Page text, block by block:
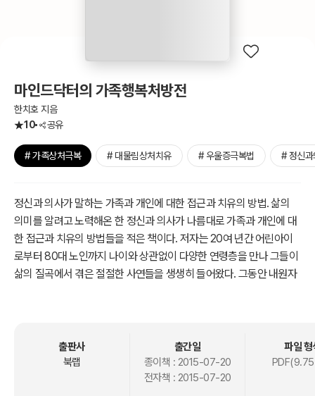
마인드닥터의 가족행복처방전
한치호 지음
10
공유
# 가족상처극복 # 대물림상처치유 # 우울증극복법 # 정신과
정신과 의사가 말하는 가족과 개인에 대한 접근과 치유의 방법. 삶의
의미를 알려고 노력해온 한 정신과 의사가 나름대로 가족과 개인에 대
한 접근과 치유의 방법들을 적은 책이다. 저자는 20여 년간 어린아이
로부터 80대 노인까지 나이와 상관없이 다양한 연령층을 만나 그들이
삶의 질곡에서 겪은 절절한 사연들을 생생히 들어왔다. 그동안 내원자
이 책은 이론의 나열에 그치지 않고 부부 관계, 부자 관계, 부녀 관계,
모자 관계, 모녀 관계 등 가정의 각 관계들을 사례 중심으로 구성하였
출판사
북랩
출간일
종이책 : 2015-07-20
전자책 : 2015-07-20
파일 형